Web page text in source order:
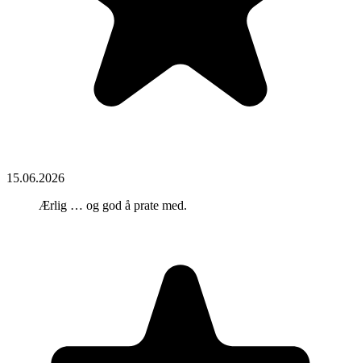
15.06.2026
Ærlig … og god å prate med.